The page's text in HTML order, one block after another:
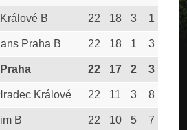
B 22 18 3 1 113
Praha B 22 18 1 3
22 17 2 3
Králové 22 11 3 8
B 22 10 5 7